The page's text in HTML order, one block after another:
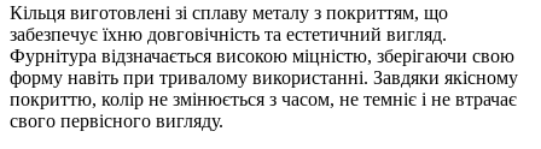
Кільця виготовлені зі сплаву металу з покриттям, що
забезпечує їхню довговічність та естетичний вигляд.
Фурнітура відзначається високою міцністю, зберігаючи свою
форму навіть при тривалому використанні. Завдяки якісному
покриттю, колір не змінюється з часом, не темніє і не втрачає
свого первісного вигляду.